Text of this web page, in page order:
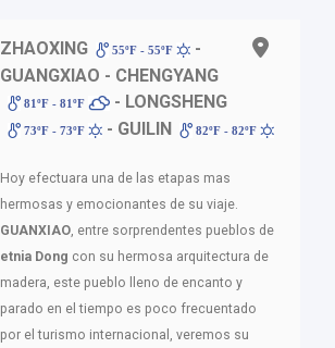
ZHAOXING 55ºF - 55ºF
-
GUANGXIAO - CHENGYANG
81ºF - 81ºF - LONGSHENG
73ºF - 73ºF - GUILIN 82ºF - 82ºF
Hoy efectuara una de las etapas mas
hermosas y emocionantes de su viaje.
GUANXIAO, entre sorprendentes pueblos de
etnia Dong con su hermosa arquitectura de
madera, este pueblo lleno de encanto y
parado en el tiempo es poco frecuentado
por el turismo internacional, veremos su